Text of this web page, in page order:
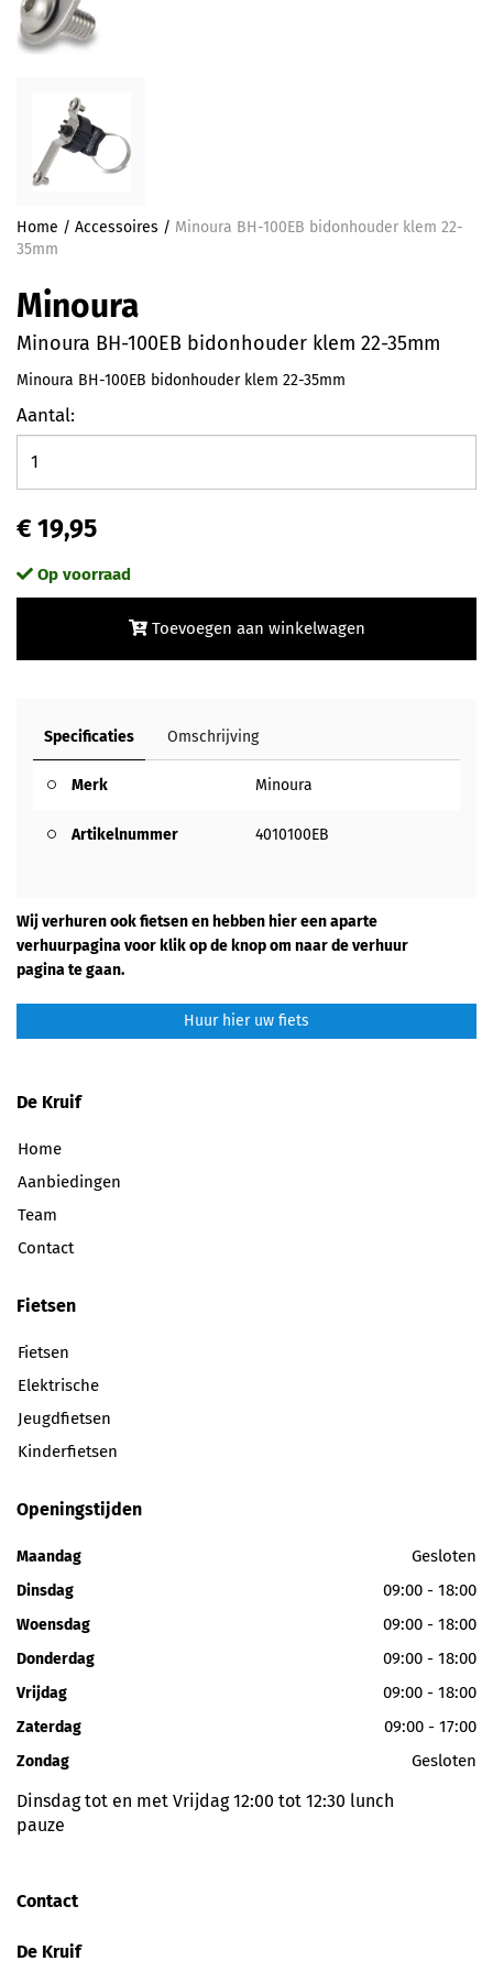
Home / Accessoires / Minoura BH-100EB bidonhouder klem 22-
35mm
Minoura
Minoura BH-100EB bidonhouder klem 22-35mm
Minoura BH-100EB bidonhouder klem 22-35mm
Aantal:
€ 19,95
Op voorraad
Toevoegen aan winkelwagen
Specificaties Omschrijving
Merk Minoura
Artikelnummer 4010100EB
Wij verhuren ook fietsen en hebben hier een aparte
verhuurpagina voor klik op de knop om naar de verhuur
pagina te gaan.
Huur hier uw fiets
De Kruif
Home
Aanbiedingen
Team
Contact
Fietsen
Fietsen
Elektrische
Jeugdfietsen
Kinderfietsen
Openingstijden
Maandag Gesloten
Dinsdag 09:00 - 18:00
Woensdag 09:00 - 18:00
Donderdag 09:00 - 18:00
Vrijdag 09:00 - 18:00
Zaterdag 09:00 - 17:00
Zondag Gesloten
Dinsdag tot en met Vrijdag 12:00 tot 12:30 lunch
pauze
Contact
De Kruif